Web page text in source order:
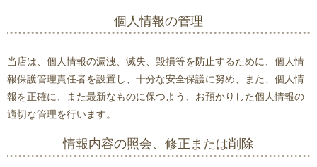
個人情報の管理
当店は、個人情報の漏洩、滅失、毀損等を防止するために、個人情
報保護管理責任者を設置し、十分な安全保護に努め、また、個人情
報を正確に、また最新なものに保つよう、お預かりした個人情報の
適切な管理を行います。
情報内容の照会、修正または削除